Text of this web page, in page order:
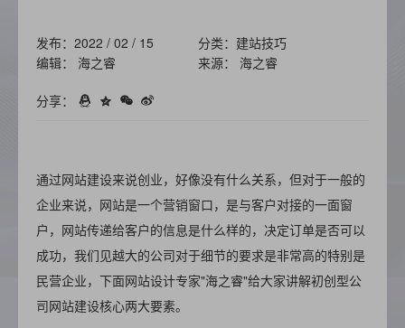
发布：2022 / 02 / 15
分类：建站技巧
编辑： 海之睿
来源： 海之睿
分享：
通过网站建设来说创业，好像没有什么关系，但对于一般的
企业来说，网站是一个营销窗口，是与客户对接的一面窗
户，网站传递给客户的信息是什么样的，决定订单是否可以
成功，我们见越大的公司对于细节的要求是非常高的特别是
民营企业，下面网站设计专家"海之睿"给大家讲解初创型公
司网站建设核心两大要素。